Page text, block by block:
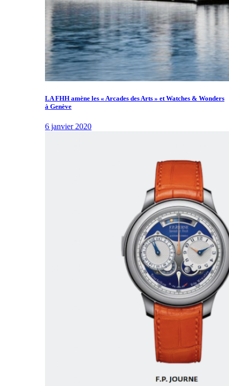
LA FHH amène les « Arcades des Arts » et Watches & Wonders
à Genève
6 janvier 2020